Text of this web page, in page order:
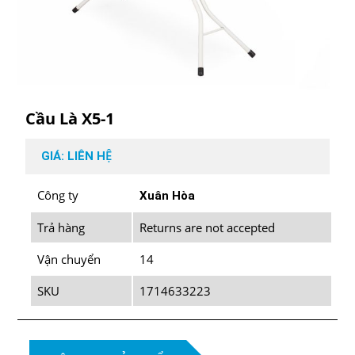
Cầu Là X5-1
GIÁ: LIÊN HỆ
Công ty Xuân Hòa
Trả hàng
Returns are not accepted
Vận chuyển
14
SKU
1714633223